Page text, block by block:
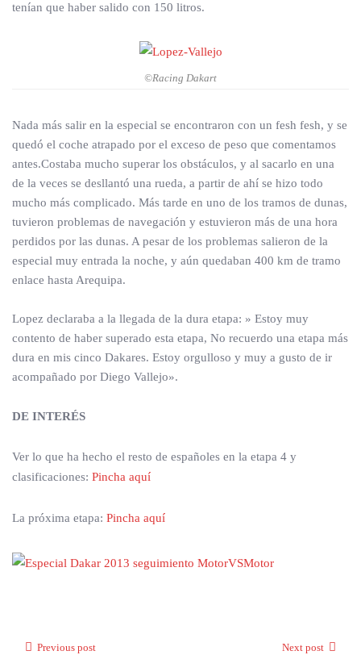
tenían que haber salido con 150 litros.
©Racing Dakart
Nada más salir en la especial se encontraron con un fesh fesh, y se
quedó el coche atrapado por el exceso de peso que comentamos
antes.Costaba mucho superar los obstáculos, y al sacarlo en una
de la veces se desllantó una rueda, a partir de ahí se hizo todo
mucho más complicado. Más tarde en uno de los tramos de dunas,
tuvieron problemas de navegación y estuvieron más de una hora
perdidos por las dunas. A pesar de los problemas salieron de la
especial muy entrada la noche, y aún quedaban 400 km de tramo
enlace hasta Arequipa.
Lopez declaraba a la llegada de la dura etapa: » Estoy muy
contento de haber superado esta etapa, No recuerdo una etapa más
dura en mis cinco Dakares. Estoy orgulloso y muy a gusto de ir
acompañado por Diego Vallejo».
DE INTERÉS
Ver lo que ha hecho el resto de españoles en la etapa 4 y
clasificaciones: Pincha aquí
La próxima etapa: Pincha aquí
Previous post Next post